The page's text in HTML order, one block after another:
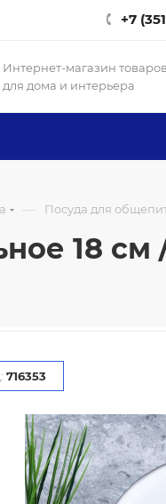
+7
Интернет-магазин товаров
для дома и интерьера
— Посуда для
18 см
716353